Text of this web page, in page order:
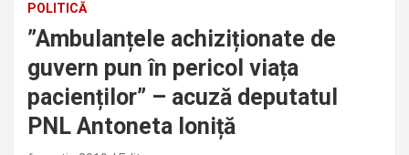
POLITICĂ
”Ambulanțele achiziționate de
guvern pun în pericol viața
pacienților” – acuză deputatul
PNL Antoneta Ioniță